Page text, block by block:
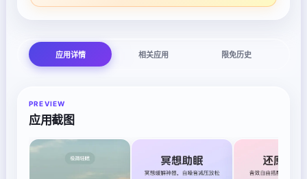
应用详情 相关应用 限免历史
PREVIEW
应用截图